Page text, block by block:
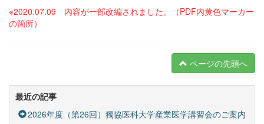
※2020.07.09 内容が一部改編されました。（PDF内黄色マーカー
の箇所）
ページの先頭へ
最近の記事
2026年度（第26回）獨協医科大学産業医学講習会のご案内